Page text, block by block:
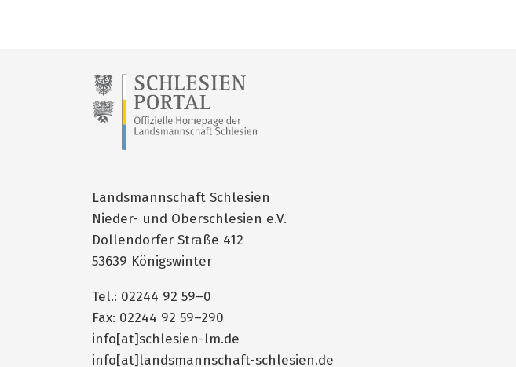
Landsmannschaft Schlesien
Nieder- und Oberschlesien e.V.
Dollendorfer Straße 412
53639 Königswinter
Tel.: 02244 92 59–0
Fax: 02244 92 59–290
info[at]schlesien-lm.de
info[at]landsmannschaft-schlesien.de